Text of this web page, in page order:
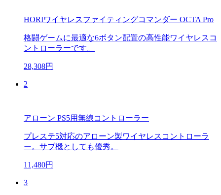
HORIワイヤレスファイティングコマンダー OCTA Pro
格闘ゲームに最適な6ボタン配置の高性能ワイヤレスコ
ントローラーです。
28,308円
2
アローン PS5用無線コントローラー
プレステ5対応のアローン製ワイヤレスコントローラ
ー。サブ機としても優秀。
11,480円
3